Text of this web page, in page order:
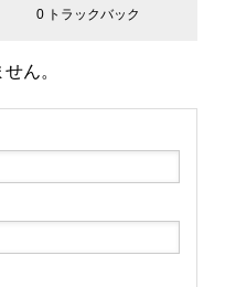
0 トラックバック
ん。